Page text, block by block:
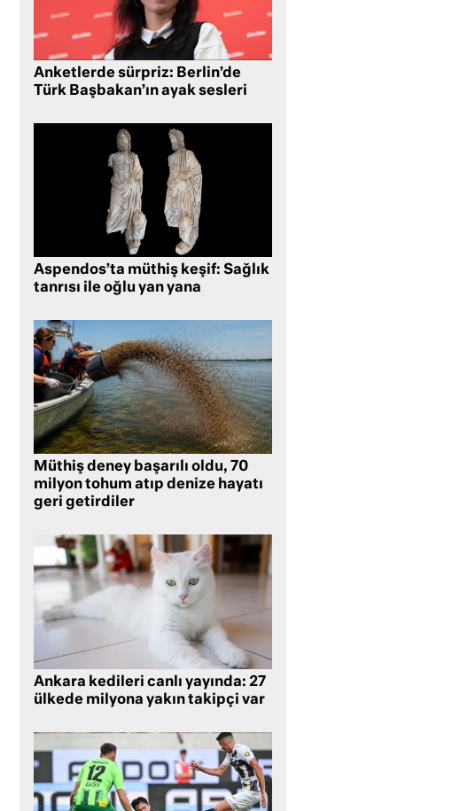
Anketlerde sürpriz: Berlin’de
Türk Başbakan’ın ayak sesleri
Aspendos’ta müthiş keşif: Sağlık
tanrısı ile oğlu yan yana
Müthiş deney başarılı oldu, 70
milyon tohum atıp denize hayatı
geri getirdiler
Ankara kedileri canlı yayında: 27
ülkede milyona yakın takipçi var